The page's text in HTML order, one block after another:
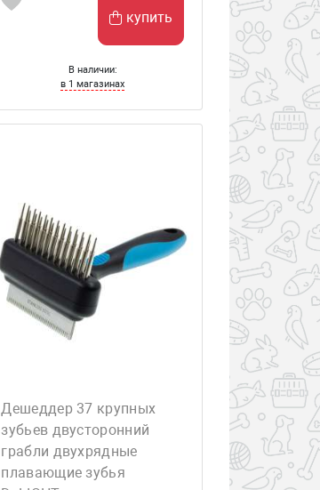
купить
В наличии:
в 1 магазинах
Дешеддер 37 крупных
зубьев двусторонний
грабли двухрядные
плавающие зубья